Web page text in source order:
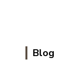
Blog